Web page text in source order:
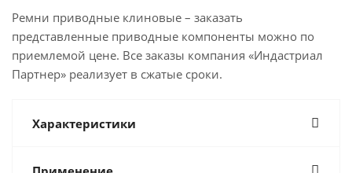
Ремни приводные клиновые – заказать
представленные приводные компоненты можно по
приемлемой цене. Все заказы компания «Индастриал
Партнер» реализует в сжатые сроки.
Характеристики